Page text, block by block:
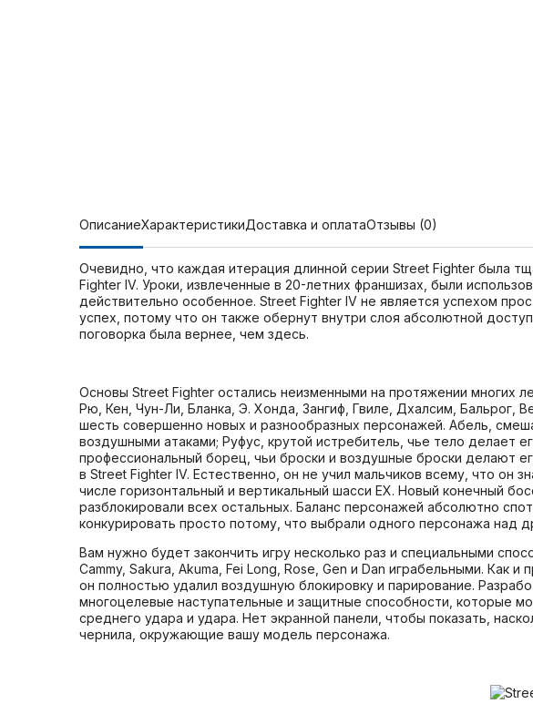
ОписаниеХарактеристикиДоставка и оплатаОтзывы (0)
Очевидно, что каждая итерация длинной серии Street Fighter была
Fighter IV. Уроки, извлеченные в 20-летних франшизах, были
действительно особенное. Street Fighter IV не является успехом
успех, потому что он также обернут внутри слоя абсолютной
поговорка была вернее, чем здесь.
Основы Street Fighter остались неизменными на протяжении многих
Рю, Кен, Чун-Ли, Бланка, Э. Хонда, Зангиф, Гвиле, Дхалсим, Бальрог,
шесть совершенно новых и разнообразных персонажей. Абель,
воздушными атаками; Руфус, крутой истребитель, чье тело делает
профессиональный борец, чьи броски и воздушные броски делают
в Street Fighter IV. Естественно, он не учил мальчиков всему, что он
числе горизонтальный и вертикальный шасси EX. Новый конечный
разблокировали всех остальных. Баланс персонажей абсолютно
конкурировать просто потому, что выбрали одного персонажа над
Вам нужно будет закончить игру несколько раз и специальными
Cammy, Sakura, Akuma, Fei Long, Rose, Gen и Dan играбельными.
он полностью удалил воздушную блокировку и парирование.
многоцелевые наступательные и защитные способности, которые
среднего удара и удара. Нет экранной панели, чтобы показать,
чернила, окружающие вашу модель персонажа.